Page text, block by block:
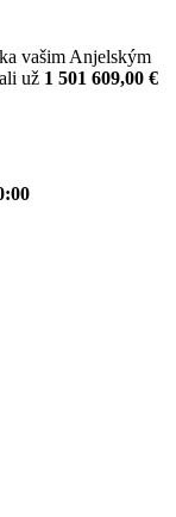
vašim Anjelským
už 1 501 609,00 €